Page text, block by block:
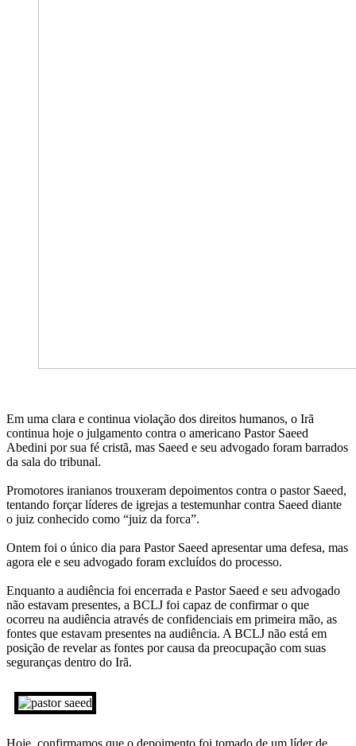
Em uma clara e continua violação dos direitos humanos, o Irã
continua hoje o julgamento contra o americano Pastor Saeed
Abedini por sua fé cristã, mas Saeed e seu advogado foram barrados
da sala do tribunal.
Promotores iranianos trouxeram depoimentos contra o pastor Saeed,
tentando forçar líderes de igrejas a testemunhar contra Saeed diante
o juiz conhecido como “juiz da forca”.
Ontem foi o único dia para Pastor Saeed apresentar uma defesa, mas
agora ele e seu advogado foram excluídos do processo.
Enquanto a audiência foi encerrada e Pastor Saeed e seu advogado
não estavam presentes, a BCLJ foi capaz de confirmar o que
ocorreu na audiência através de confidenciais em primeira mão, as
fontes que estavam presentes na audiência. A BCLJ não está em
posição de revelar as fontes por causa da preocupação com suas
seguranças dentro do Irã.
Hoje, confirmamos que o depoimento foi tomado de um líder de